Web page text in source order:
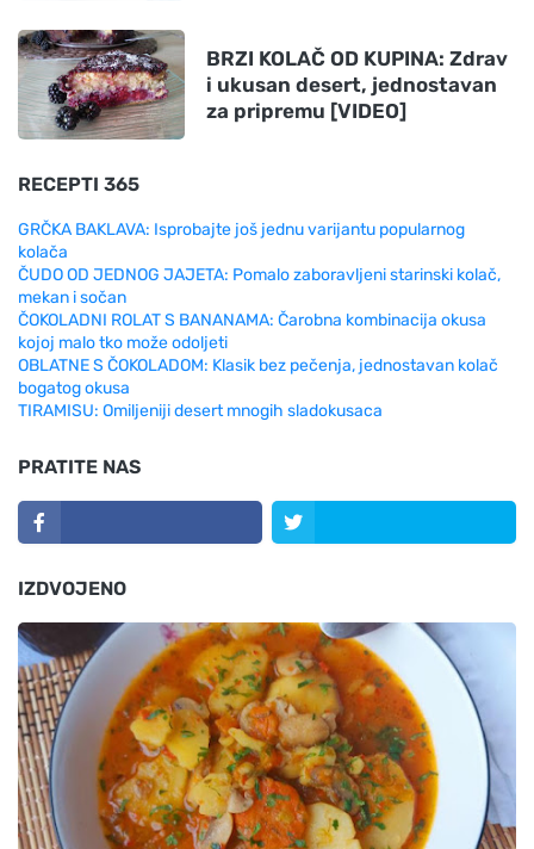
BRZI KOLAČ OD KUPINA: Zdrav
i ukusan desert, jednostavan
za pripremu [VIDEO]
RECEPTI 365
GRČKA BAKLAVA: Isprobajte još jednu varijantu popularnog
kolača
ČUDO OD JEDNOG JAJETA: Pomalo zaboravljeni starinski kolač,
mekan i sočan
ČOKOLADNI ROLAT S BANANAMA: Čarobna kombinacija okusa
kojoj malo tko može odoljeti
OBLATNE S ČOKOLADOM: Klasik bez pečenja, jednostavan kolač
bogatog okusa
TIRAMISU: Omiljeniji desert mnogih sladokusaca
PRATITE NAS
IZDVOJENO